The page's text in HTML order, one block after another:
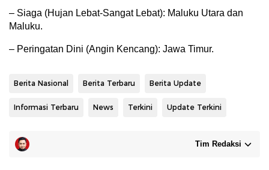
– Siaga (Hujan Lebat-Sangat Lebat): Maluku Utara dan
Maluku.
– Peringatan Dini (Angin Kencang): Jawa Timur.
Berita Nasional Berita Terbaru Berita Update
Informasi Terbaru News Terkini Update Terkini
Tim Redaksi